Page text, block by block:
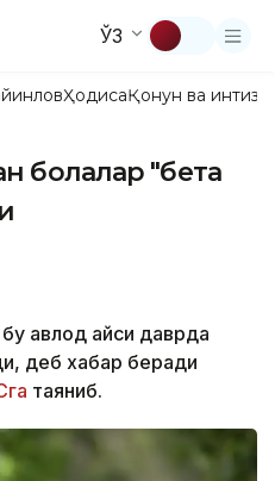
ЎЗ
ҲодисаҚонун ва
болалар "бета
авлод қайси даврда
деб хабар беради
таяниб.